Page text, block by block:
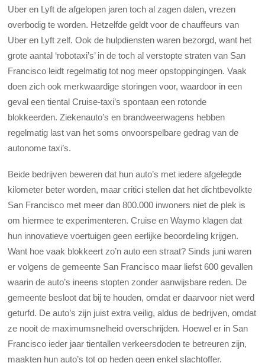
Uber en Lyft de afgelopen jaren toch al zagen dalen, vrezen
overbodig te worden. Hetzelfde geldt voor de chauffeurs van
Uber en Lyft zelf. Ook de hulpdiensten waren bezorgd, want het
grote aantal ‘robotaxi’s’ in de toch al verstopte straten van San
Francisco leidt regelmatig tot nog meer opstoppingingen. Vaak
doen zich ook merkwaardige storingen voor, waardoor in een
geval een tiental Cruise-taxi’s spontaan een rotonde
blokkeerden. Ziekenauto’s en brandweerwagens hebben
regelmatig last van het soms onvoorspelbare gedrag van de
autonome taxi’s.
Beide bedrijven beweren dat hun auto’s met iedere afgelegde
kilometer beter worden, maar critici stellen dat het dichtbevolkte
San Francisco met meer dan 800.000 inwoners niet de plek is
om hiermee te experimenteren. Cruise en Waymo klagen dat
hun innovatieve voertuigen geen eerlijke beoordeling krijgen.
Want hoe vaak blokkeert zo’n auto een straat? Sinds juni waren
er volgens de gemeente San Francisco maar liefst 600 gevallen
waarin de auto’s ineens stopten zonder aanwijsbare reden. De
gemeente besloot dat bij te houden, omdat er daarvoor niet werd
geturfd. De auto’s zijn juist extra veilig, aldus de bedrijven, omdat
ze nooit de maximumsnelheid overschrijden. Hoewel er in San
Francisco ieder jaar tientallen verkeersdoden te betreuren zijn,
maakten hun auto’s tot op heden geen enkel slachtoffer.